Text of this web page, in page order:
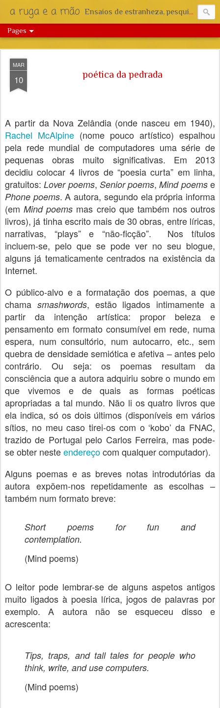
a ruga e a mão Ensaios de estranheza, pesquisa e reflexão.
Pages
MAR
10 poética da pedrada
A partir da Nova Zelândia (onde nasceu em 1940),
Rachel McAlpine (nome pouco artístico) espalhou
pela rede mundial de computadores uma série de
pequenas obras muito significativas. Em 2013
decidiu colocar 4 livros de “poesia curta” em linha,
gratuitos:Lover poems, Senior poems,Mind poemse
Phone poems. A autora, segundo ela própria informa
(emMind poems mas creio que também nos outros
livros), já tinha escrito mais de 30 obras, entre líricas,
narrativas, “plays” e “não-ficção”. Nos títulos
incluem-se, pelo que se pode ver no seu blogue,
alguns já tematicamente centrados na existência da
Internet.
O público-alvo e a formatação dos poemas, a que
chama smashwords, estão ligados intimamente a
partir da intenção artística: propor beleza e
pensamento em formato consumível em rede, numa
espera, num consultório, num autocarro, etc., sem
quebra de densidade semiótica e afetiva – antes pelo
contrário. Ou seja: os poemas resultam da
consciência que a autora adquiriu sobre o mundo em
que vivemos e de quais as formas poéticas
apropriadas a tal mundo. Não li os quatro livros que
ela indica, só os dois últimos (disponíveis em vários
sítios, no meu caso tirei-os com o ‘kobo’ da FNAC,
trazido de Portugal pelo Carlos Ferreira, mas pode-
se obter nesteendereçocom qualquer computador).
Alguns poemas e as breves notas introdutórias da
autora expõem-nos repetidamente as escolhas –
também num formato breve:
Short poems for fun and
contemplation.
(Mind poems)
O leitor pode lembrar-se de alguns aspetos antigos
muito ligados à poesia lírica, jogos de palavras por
exemplo. A autora não se esqueceu disso e
acrescenta:
Tips, traps, and tall tales for people who
think, write, and use computers.
(Mind poems)